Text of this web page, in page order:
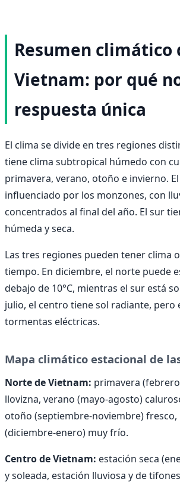
Resumen climático
Vietnam: por qué
respuesta única
El clima se divide en tres regiones
tiene clima subtropical húmedo con
primavera, verano, otoño e invierno.
influenciado por los monzones, con
concentrados al final del año. El sur
húmeda y seca.
Las tres regiones pueden tener clima
tiempo. En diciembre, el norte puede
debajo de 10°C, mientras el sur está
julio, el centro tiene sol radiante, pero
tormentas eléctricas.
Mapa climático estacional de
Norte de Vietnam: primavera
llovizna, verano (mayo-agosto)
otoño (septiembre-noviembre) fresco,
(diciembre-enero) muy frío.
Centro de Vietnam: estación seca
y soleada, estación lluviosa y de